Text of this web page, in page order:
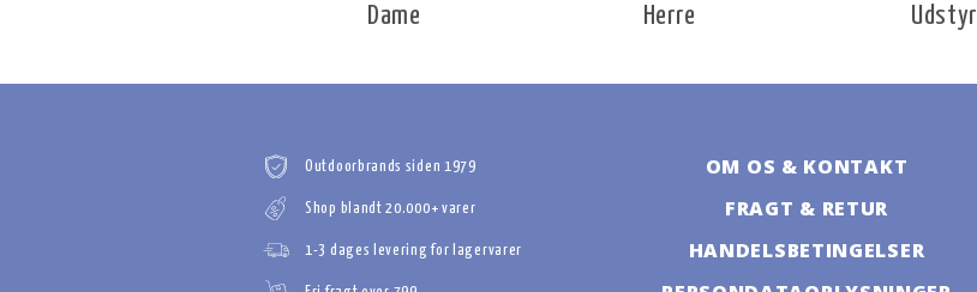
Dame Herre Udstyr
Outdoorbrands siden 1979
Shop blandt 20.000+ varer
1-3 dages levering for lagervarer
OM OS & KONTAKT
FRAGT & RETUR
HANDELSBETINGELSER